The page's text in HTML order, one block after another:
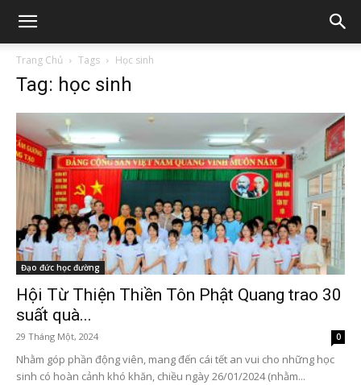
Trang Chủ Tags Học sinh
Tag: học sinh
Đạo đức học đường
Hội Từ Thiện Thiền Tôn Phật Quang trao 30
suất quà...
29 Tháng Một, 2024 0
Nhằm góp phần động viên, mang đến cái tết an vui cho những học
sinh có hoàn cảnh khó khăn, chiều ngày 26/01/2024 (nhằm...